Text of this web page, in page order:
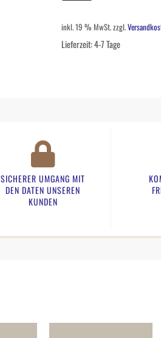
inkl. 19 % MwSt.zzgl.
Lieferzeit:4-7 Tage
SICHERER UMGANG MIT
DEN DATEN UNSEREN
KUNDEN​